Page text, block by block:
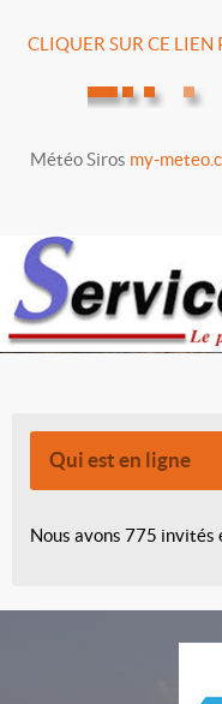
CLIQUER SUR CE LIEN
Météo Siros my-
Qui est en ligne
Nous avons 775 invités